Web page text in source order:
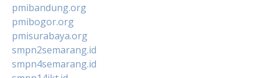
pmibandung.org
pmibogor.org
pmisurabaya.org
smpn2semarang.id
smpn4semarang.id